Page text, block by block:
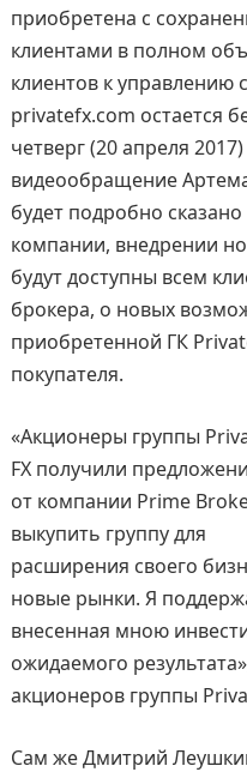
приобретена с
клиентами в полном
клиентов к управлению
privatefx.com остается
четверг (20 апреля
видеообращение
будет подробно
компании, внедрении
будут доступны всем
брокера, о новых
приобретенной ГК
покупателя.
«Акционеры группы
FX получили
от компании Prime
выкупить группу для
расширения своего
новые рынки. Я
внесенная мною
ожидаемого
акционеров группы
Сам же Дмитрий